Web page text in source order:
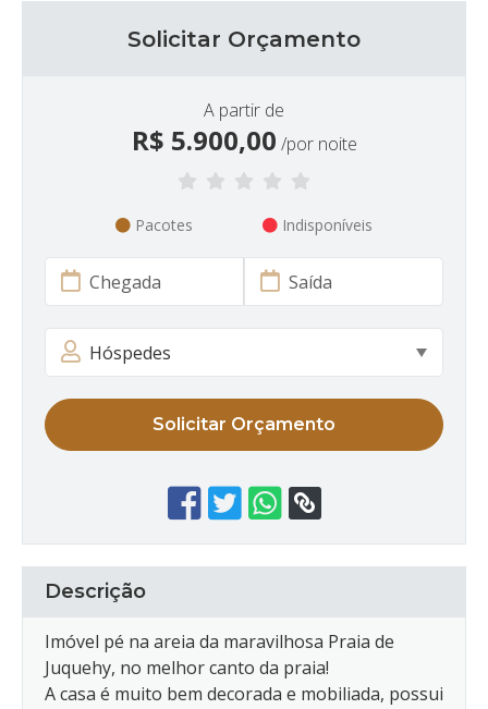
Solicitar Orçamento
A partir de
R$ 5.900,00 /por noite
Pacotes Indisponíveis
Solicitar Orçamento
Descrição
Imóvel pé na areia da maravilhosa Praia de
Juquehy, no melhor canto da praia!
A casa é muito bem decorada e mobiliada, possui